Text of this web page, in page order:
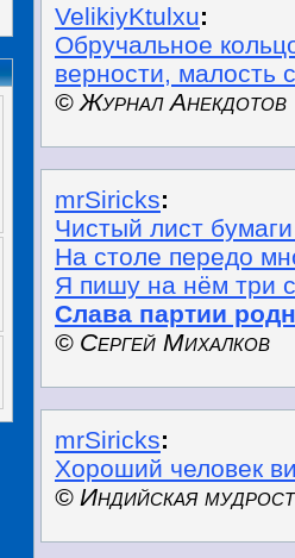
VelikiyKtulxu:
Обручальное
верности, малость
© Журнал Анекдотов
mrSiricks:
Чистый лист
На столе передо
Я пишу на нём три
Слава партии
© Сергей Михалков
mrSiricks:
Хороший человек
© Индийская